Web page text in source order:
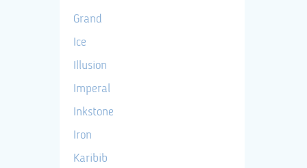
Grand
Ice
Illusion
Imperal
Inkstone
Iron
Karibib